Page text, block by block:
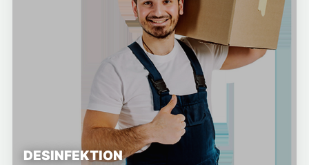
DESINFEKTION